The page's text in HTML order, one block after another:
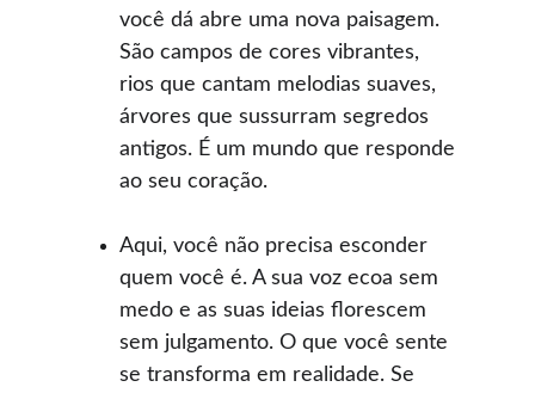
você dá abre uma nova paisagem.
São campos de cores vibrantes,
rios que cantam melodias suaves,
árvores que sussurram segredos
antigos. É um mundo que responde
ao seu coração.
Aqui, você não precisa esconder
quem você é. A sua voz ecoa sem
medo e as suas ideias florescem
sem julgamento. O que você sente
se transforma em realidade. Se